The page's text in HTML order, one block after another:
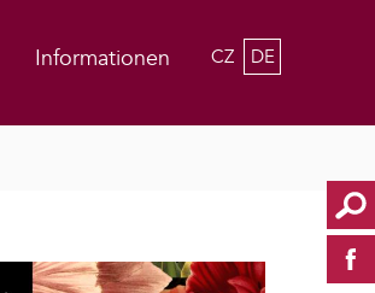
Informationen CZ DE